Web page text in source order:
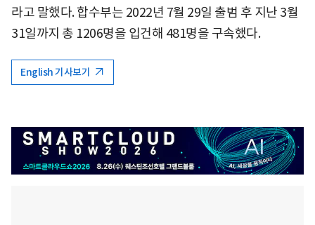
라고 말했다. 합수부는 2022년 7월 29일 출범 후 지난 3월
31일까지 총 1206명을 입건해 481명을 구속했다.
English 기사보기